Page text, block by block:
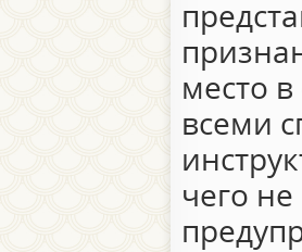
место
всеми
чего